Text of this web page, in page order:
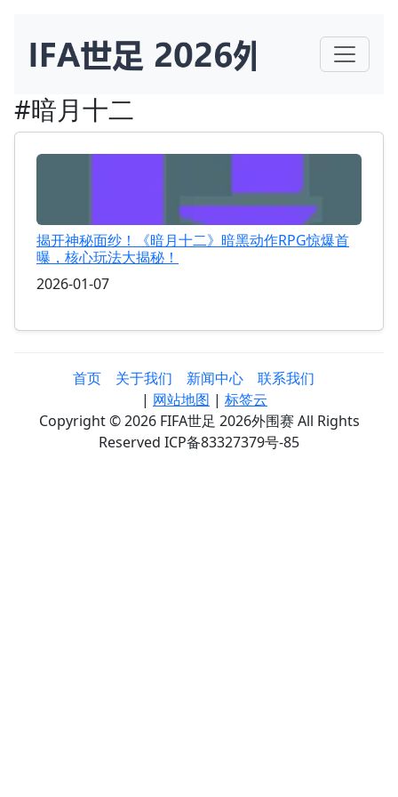
#暗月十二
揭开神秘面纱！《暗月十二》暗黑动作RPG惊爆首
曝，核心玩法大揭秘！
2026-01-07
首页 关于我们 新闻中心
联系我们
| 网站地图 | 标签云
Copyright © 2026 FIFA世足 2026外围赛 All Rights
Reserved ICP备83327379号-85